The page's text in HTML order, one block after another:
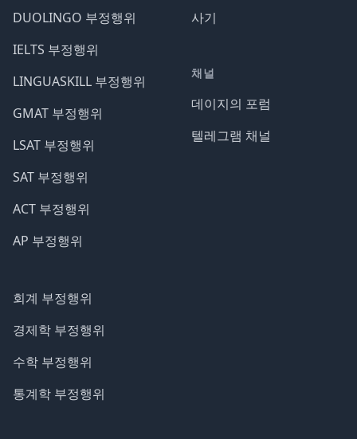
DUOLINGO 부정행위
IELTS 부정행위
LINGUASKILL 부정행위
GMAT 부정행위
LSAT 부정행위
SAT 부정행위
ACT 부정행위
AP 부정행위
회계 부정행위
경제학 부정행위
수학 부정행위
통계학 부정행위
사기
채널
데이지의 포럼
텔레그램 채널